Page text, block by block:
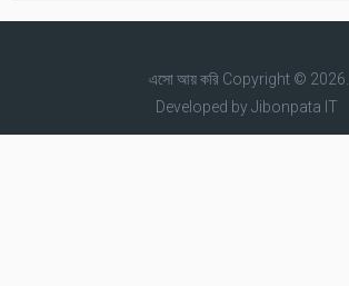
এসো আয় করিCopyright © 2026.
Developed byJibonpata IT